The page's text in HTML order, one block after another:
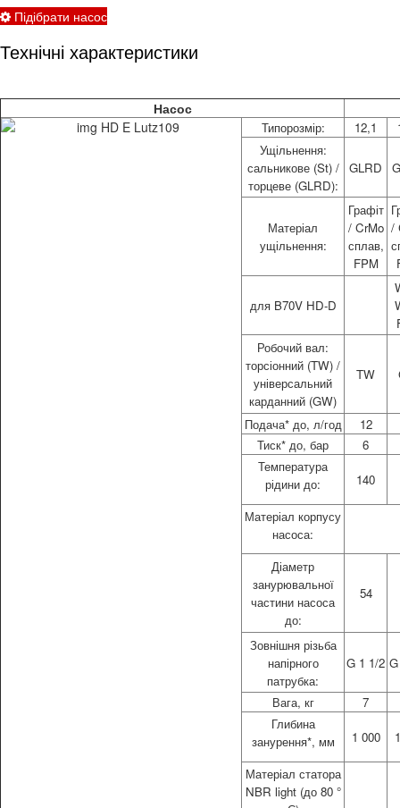
Підібрати насос
Технічні характеристики
Насос
Типорозмір: 12,1
Ущільнення:
сальникове (St) /
торцеве (GLRD):
GLRD
Матеріал
ущільнення:
Графіт
/ CrMo
сплав,
FPM
/
для B70V HD-D
Робочий вал:
торсіонний (TW) /
універсальний
карданний (GW)
TW
Подача* до, л/год
12
Тиск* до, бар
6
Температура
рідини до: 140
Матеріал корпусу
насоса:
Діаметр
занурювальної
частини насоса
до:
54
Зовнішня різьба
напірного
патрубка:
G 1 1/2
Вага, кг
7
Глибина
занурення*, мм 1 000
Матеріал статора
NBR light (до 80 °